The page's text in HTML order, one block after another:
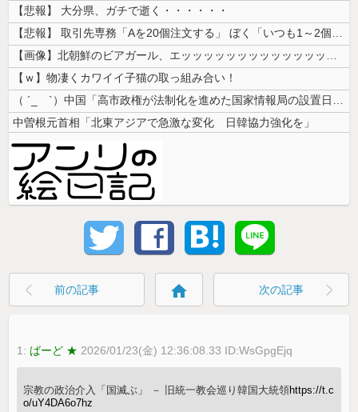
【悲報】 大分県、ガチで逝く・・・・・・
【悲報】 取引先専務「Aを20個注文する」 ぼく「いつも1～2個しか使...
【画像】北朝鮮のビアガール、エッッッッッッッッッッッッッッッッッ！
【ｗ】物凄くカワイイ子猫の取っ組み合い！
（ ´_ゝ`）中国「高市政権が法制化を進めた国家情報局の設置日が7月3...
中曽根元首相「北東アジアで急激な変化 日韓協力強化を」
前の記事 home 次の記事
1: ばーど ★ 2026/01/23(金) 12:36:08.33 ID:WsGpgEjq
宗教の政治介入「国滅ぶ」 － 旧統一教会巡り韓国大統領https://t.c
o/uY4DA6o7hz